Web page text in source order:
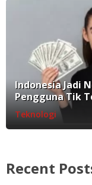
Indonesia Jadi
Pengguna Tik
Teknologi
Recent